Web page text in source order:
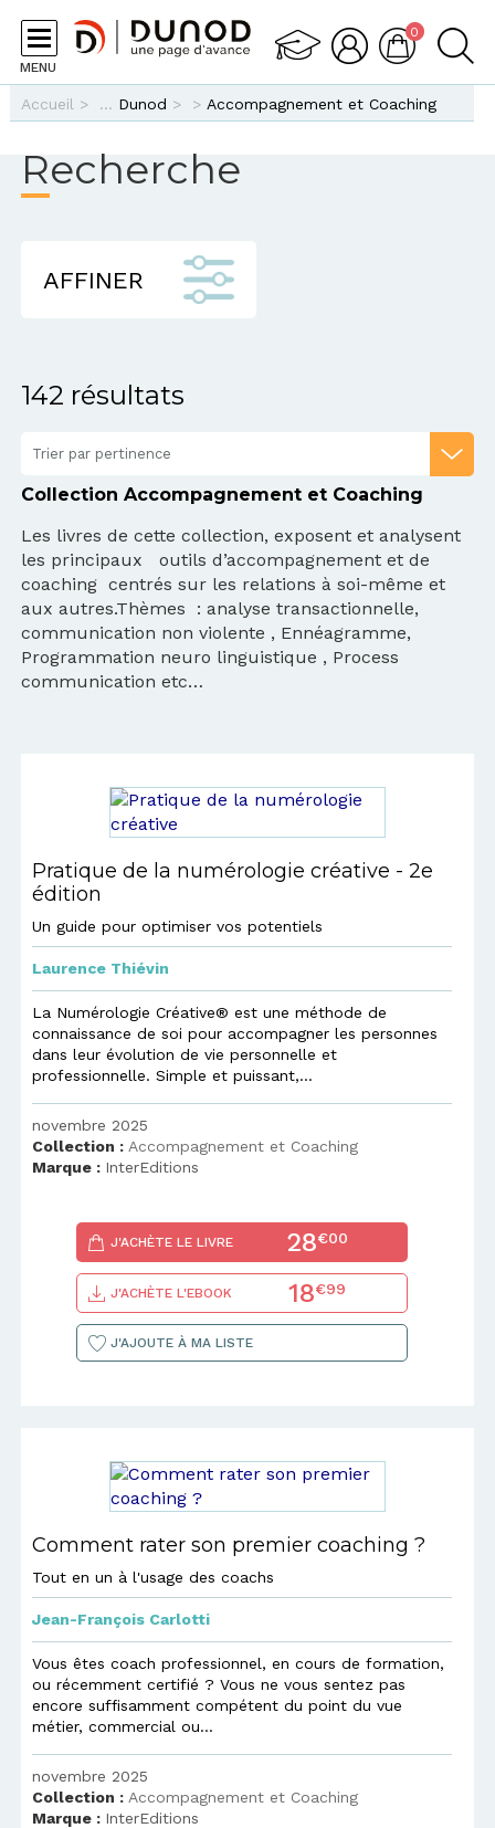
MENU
0
Vous êtes ici
Accueil > Dunod > > Accompagnement et Coaching
Recherche
142 résultats
Trier par pertinence
Collection Accompagnement et Coaching
Les livres de cette collection, exposent et analysent
les principaux outils d’accompagnement et de
coaching centrés sur les relations à soi-même et
aux autres.Thèmes : analyse transactionnelle,
communication non violente , Ennéagramme,
Programmation neuro linguistique , Process
communication etc…
AFFINER
Pratique de la numérologie créative - 2e
édition
Un guide pour optimiser vos potentiels
Laurence Thiévin
La Numérologie Créative® est une méthode de
connaissance de soi pour accompagner les personnes
dans leur évolution de vie personnelle et
professionnelle. Simple et puissant,...
novembre 2025
Collection : Accompagnement et Coaching
Marque : InterEditions
J'ACHÈTE LE LIVRE 28€00
J'ACHÈTE L'EBOOK 18€99
J'AJOUTE À MA LISTE
Comment rater son premier coaching ?
Tout en un à l'usage des coachs
Jean-François Carlotti
Vous êtes coach professionnel, en cours de formation,
ou récemment certifié ? Vous ne vous sentez pas
encore suffisamment compétent du point du vue
métier, commercial ou...
novembre 2025
Collection : Accompagnement et Coaching
Marque : InterEditions